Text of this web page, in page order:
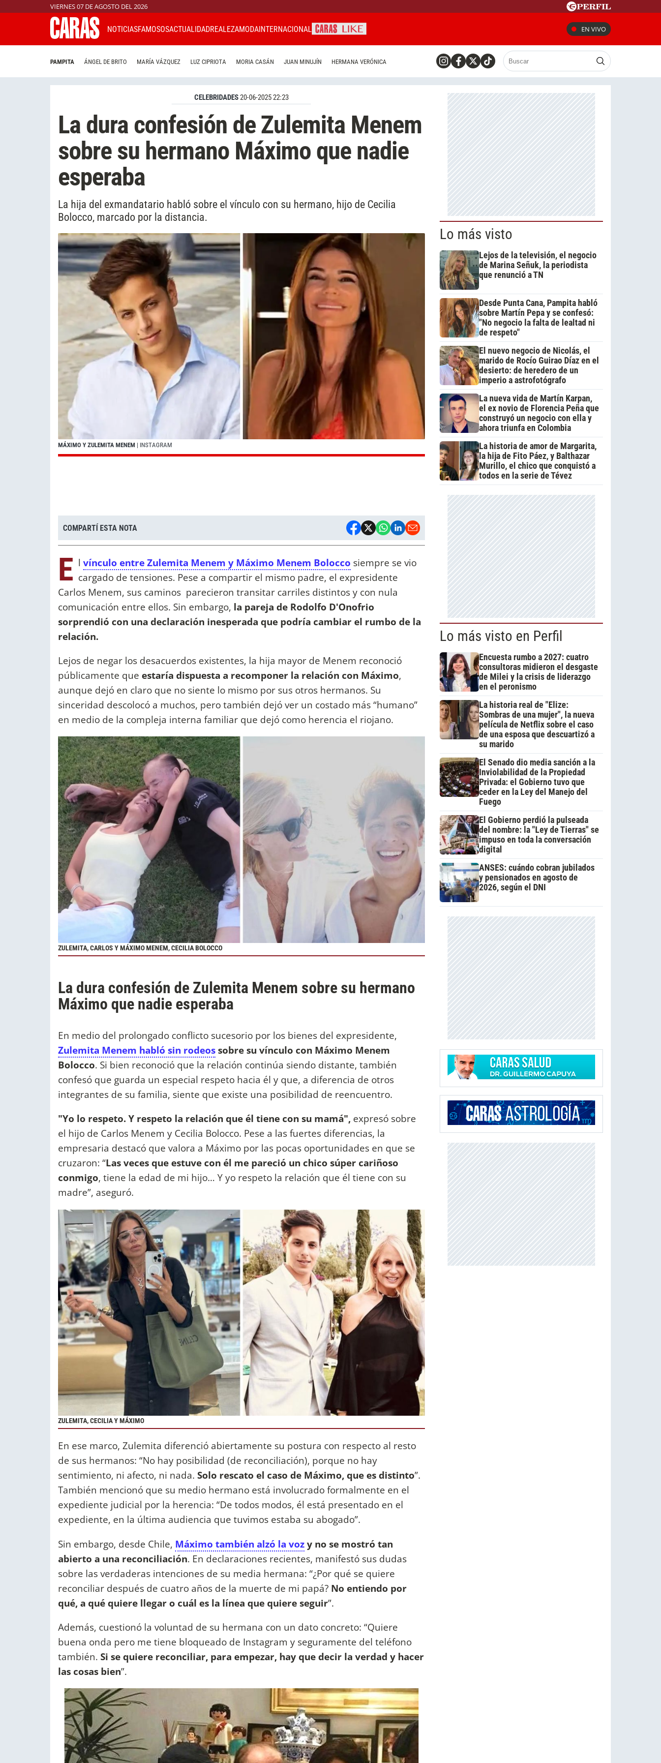
VIERNES 07 DE AGOSTO DEL 2026
NOTICIASFAMOSOSACTUALIDADREALEZAMODAINTERNACIONAL EN VIVO
PAMPITA ÁNGEL DE BRITO MARÍA VÁZQUEZ LUZ CIPRIOTA MORIA CASÁN JUAN MINUJÍN HERMANA VERÓNICA
CELEBRIDADES20-06-2025 22:23
La dura confesión de Zulemita Menem
sobre su hermano Máximo que nadie
esperaba
La hija del exmandatario habló sobre el vínculo con su hermano, hijo de Cecilia
Bolocco, marcado por la distancia.
MÁXIMO Y ZULEMITA MENEM | INSTAGRAM
COMPARTÍ ESTA NOTA
E l vínculo entre Zulemita Menem y Máximo Menem Bolocco siempre se vio
cargado de tensiones. Pese a compartir el mismo padre, el expresidente
Carlos Menem, sus caminos parecieron transitar carriles distintos y con nula
comunicación entre ellos. Sin embargo, la pareja de Rodolfo D'Onofrio
sorprendió con una declaración inesperada que podría cambiar el rumbo de la
relación.
Lejos de negar los desacuerdos existentes, la hija mayor de Menem reconoció
públicamente que estaría dispuesta a recomponer la relación con Máximo,
aunque dejó en claro que no siente lo mismo por sus otros hermanos. Su
sinceridad descolocó a muchos, pero también dejó ver un costado más “humano”
en medio de la compleja interna familiar que dejó como herencia el riojano.
ZULEMITA, CARLOS Y MÁXIMO MENEM, CECILIA BOLOCCO
La dura confesión de Zulemita Menem sobre su hermano
Máximo que nadie esperaba
En medio del prolongado conflicto sucesorio por los bienes del expresidente,
Zulemita Menem habló sin rodeossobre su vínculo con Máximo Menem
Bolocco. Si bien reconoció que la relación continúa siendo distante, también
confesó que guarda un especial respeto hacia él y que, a diferencia de otros
integrantes de su familia, siente que existe una posibilidad de reencuentro.
"Yo lo respeto. Y respeto la relación que él tiene con su mamá", expresó sobre
el hijo de Carlos Menem y Cecilia Bolocco. Pese a las fuertes diferencias, la
empresaria destacó que valora a Máximo por las pocas oportunidades en que se
cruzaron: “Las veces que estuve con él me pareció un chico súper cariñoso
conmigo, tiene la edad de mi hijo… Y yo respeto la relación que él tiene con su
madre”, aseguró.
ZULEMITA, CECILIA Y MÁXIMO
En ese marco, Zulemita diferenció abiertamente su postura con respecto al resto
de sus hermanos: “No hay posibilidad (de reconciliación), porque no hay
sentimiento, ni afecto, ni nada. Solo rescato el caso de Máximo, que es distinto”.
También mencionó que su medio hermano está involucrado formalmente en el
expediente judicial por la herencia: “De todos modos, él está presentado en el
expediente, en la última audiencia que tuvimos estaba su abogado”.
Sin embargo, desde Chile, Máximo también alzó la vozy no se mostró tan
abierto a una reconciliación. En declaraciones recientes, manifestó sus dudas
sobre las verdaderas intenciones de su media hermana: “¿Por qué se quiere
reconciliar después de cuatro años de la muerte de mi papá? No entiendo por
qué, a qué quiere llegar o cuál es la línea que quiere seguir”.
Además, cuestionó la voluntad de su hermana con un dato concreto: “Quiere
buena onda pero me tiene bloqueado de Instagram y seguramente del teléfono
también. Si se quiere reconciliar, para empezar, hay que decir la verdad y hacer
las cosas bien”.
Lo más visto
Lejos de la televisión, el negocio
de Marina Señuk, la periodista
que renunció a TN
Desde Punta Cana, Pampita habló
sobre Martín Pepa y se confesó:
"No negocio la falta de lealtad ni
de respeto"
El nuevo negocio de Nicolás, el
marido de Rocío Guirao Díaz en el
desierto: de heredero de un
imperio a astrofotógrafo
La nueva vida de Martín Karpan,
el ex novio de Florencia Peña que
construyó un negocio con ella y
ahora triunfa en Colombia
La historia de amor de Margarita,
la hija de Fito Páez, y Balthazar
Murillo, el chico que conquistó a
todos en la serie de Tévez
Lo más visto en Perfil
Encuesta rumbo a 2027: cuatro
consultoras midieron el desgaste
de Milei y la crisis de liderazgo
en el peronismo
La historia real de "Elize:
Sombras de una mujer", la nueva
película de Netflix sobre el caso
de una esposa que descuartizó a
su marido
El Senado dio media sanción a la
Inviolabilidad de la Propiedad
Privada: el Gobierno tuvo que
ceder en la Ley del Manejo del
Fuego
El Gobierno perdió la pulseada
del nombre: la "Ley de Tierras" se
impuso en toda la conversación
digital
ANSES: cuándo cobran jubilados
y pensionados en agosto de
2026, según el DNI